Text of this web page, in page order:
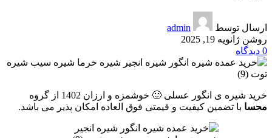
ارسال توسط
admin
روشن ژانویه 19, 2025
0 دیدگاه
خرید شیره ی انگور عسلی 🙂 خوشمزه و ارزان 1402 از گروه
محسا با تضمین کیفیت و قیمتی فوق العاده امکان پذیر می باشد.